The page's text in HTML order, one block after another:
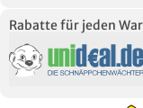
Rabatte für jeden